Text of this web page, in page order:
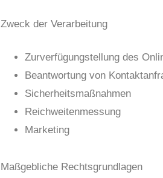
Zweck der Verarbeitung
Zurverfügungstellung des
Beantwortung von
Sicherheitsmaßnahmen
Reichweitenmessung
Marketing
Maßgebliche Rechtsgrundlagen